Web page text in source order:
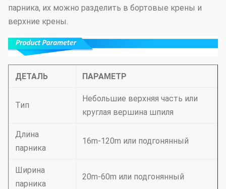
парника, их можно разделить в бортовые крены и
верхние крены.
ДЕТАЛЬ ПАРАМЕТР
Тип
Небольшие верхняя часть или
круглая вершина шпиля
Длина
парника
16m-120m или подгонянный
Ширина
парника
20m-60m или подгонянный